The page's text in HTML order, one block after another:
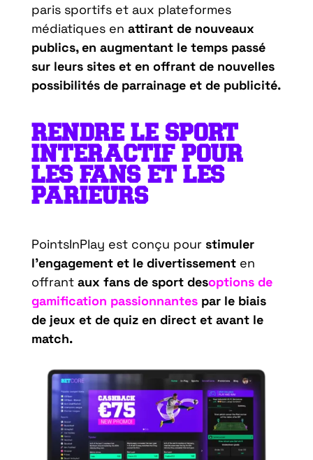
paris sportifs et aux plateformes
médiatiques en attirant de nouveaux
publics, en augmentant le temps passé
sur leurs sites et en offrant de nouvelles
possibilités de parrainage et de publicité.
RENDRE LE SPORT
INTERACTIF POUR
LES FANS ET LES
PARIEURS
PointsInPlay est conçu pourstimuler
l’engagement et le divertissementen
offrant aux fans de sport desoptions de
gamification passionnantespar le biais
de jeux et de quiz en direct et avant le
match.